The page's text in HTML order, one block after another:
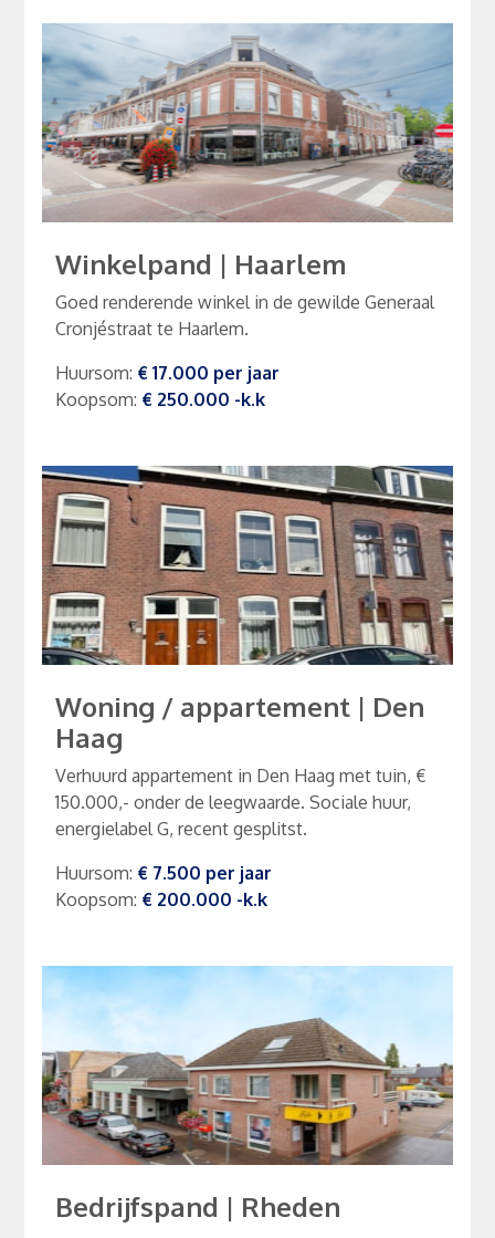
Winkelpand | Haarlem
Goed renderende winkel in de gewilde Generaal
Cronjéstraat te Haarlem.
Huursom: € 17.000 per jaar
Koopsom: € 250.000 -k.k
Woning / appartement | Den
Haag
Verhuurd appartement in Den Haag met tuin, €
150.000,- onder de leegwaarde. Sociale huur,
energielabel G, recent gesplitst.
Huursom: € 7.500 per jaar
Koopsom: € 200.000 -k.k
Bedrijfspand | Rheden